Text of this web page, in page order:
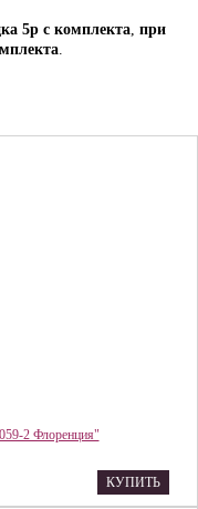
5р с комплекта, при
.
2 Флоренция"
КУПИТЬ